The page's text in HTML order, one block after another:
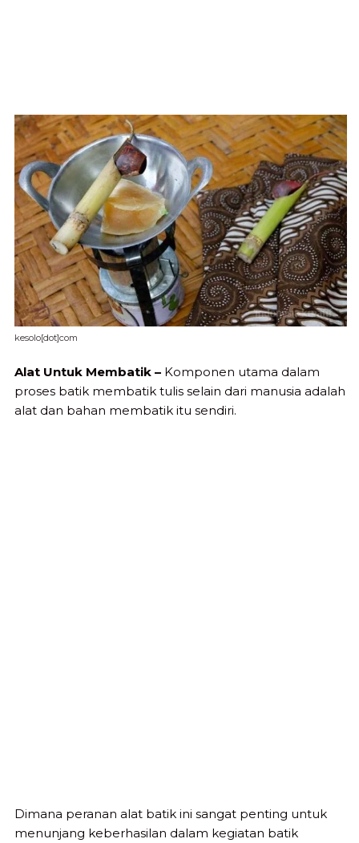
kesolo[dot]com
Alat Untuk Membatik – Komponen utama dalam
proses batik membatik tulis selain dari manusia adalah
alat dan bahan membatik itu sendiri.
Dimana peranan alat batik ini sangat penting untuk
menunjang keberhasilan dalam kegiatan batik